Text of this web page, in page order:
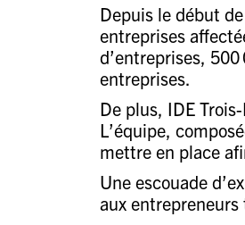
Depuis le début
entreprises
d’entreprises, 500
entreprises.
De plus, IDE
L’équipe,
mettre en place
Une escouade
aux